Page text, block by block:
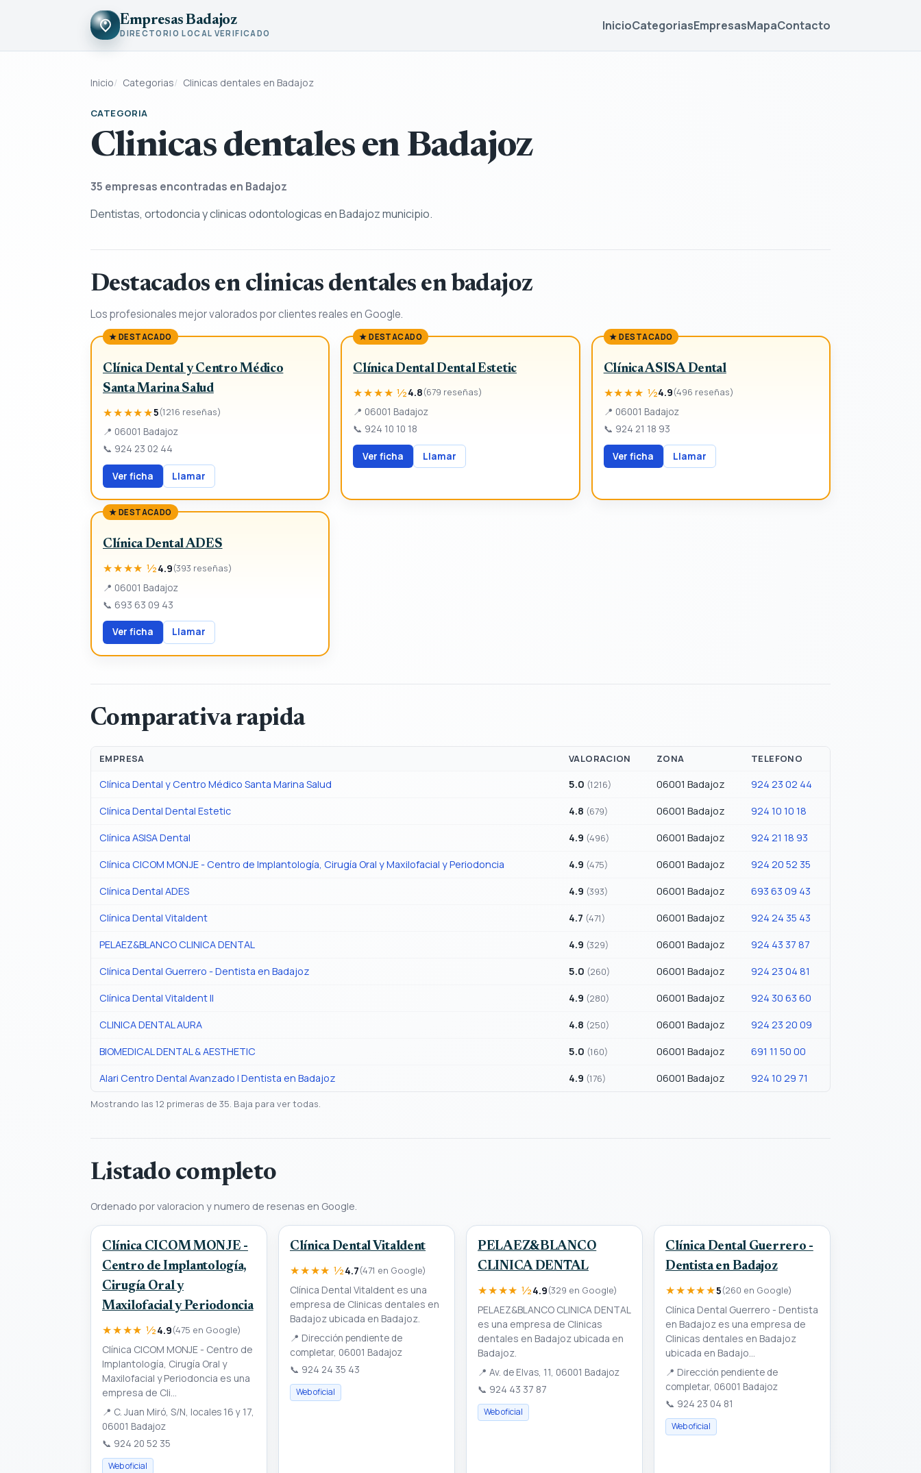
Empresas Badajoz
DIRECTORIO LOCAL VERIFICADO
InicioCategoriasEmpresasMapaContacto
Inicio Categorias Clinicas dentales en Badajoz
CATEGORIA
Clinicas dentales en Badajoz
35 empresas encontradas en Badajoz
Dentistas, ortodoncia y clinicas odontologicas en Badajoz municipio.
Destacados en clinicas dentales en badajoz
Los profesionales mejor valorados por clientes reales en Google.
★ DESTACADO
Clínica Dental y Centro Médico
Santa Marina Salud
★★★★★5(1216 reseñas)
📍 06001 Badajoz
📞 924 23 02 44
Ver ficha Llamar
★ DESTACADO
Clínica Dental Dental Estetic
★★★★ ½4.8(679 reseñas)
📍 06001 Badajoz
📞 924 10 10 18
Ver ficha Llamar
★ DESTACADO
Clínica ASISA Dental
★★★★ ½4.9(496 reseñas)
📍 06001 Badajoz
📞 924 21 18 93
Ver ficha Llamar
★ DESTACADO
Clínica Dental ADES
★★★★ ½4.9(393 reseñas)
📍 06001 Badajoz
📞 693 63 09 43
Ver ficha Llamar
Comparativa rapida
EMPRESA VALORACION ZONA TELEFONO
Clínica Dental y Centro Médico Santa Marina Salud 5.0 (1216) 06001 Badajoz 924 23 02 44
Clínica Dental Dental Estetic 4.8 (679) 06001 Badajoz 924 10 10 18
Clínica ASISA Dental 4.9 (496) 06001 Badajoz 924 21 18 93
Clínica CICOM MONJE - Centro de Implantología, Cirugía Oral y Maxilofacial y Periodoncia 4.9 (475) 06001 Badajoz 924 20 52 35
Clínica Dental ADES 4.9 (393) 06001 Badajoz 693 63 09 43
Clínica Dental Vitaldent 4.7 (471) 06001 Badajoz 924 24 35 43
PELAEZ&BLANCO CLINICA DENTAL 4.9 (329) 06001 Badajoz 924 43 37 87
Clínica Dental Guerrero - Dentista en Badajoz 5.0 (260) 06001 Badajoz 924 23 04 81
Clínica Dental Vitaldent II 4.9 (280) 06001 Badajoz 924 30 63 60
CLINICA DENTAL AURA 4.8 (250) 06001 Badajoz 924 23 20 09
BIOMEDICAL DENTAL & AESTHETIC 5.0 (160) 06001 Badajoz 691 11 50 00
Alari Centro Dental Avanzado | Dentista en Badajoz 4.9 (176) 06001 Badajoz 924 10 29 71
Mostrando las 12 primeras de 35. Baja para ver todas.
Listado completo
Ordenado por valoracion y numero de resenas en Google.
Clínica CICOM MONJE -
Centro de Implantología,
Cirugía Oral y
Maxilofacial y Periodoncia
★★★★ ½4.9(475 en Google)
Clínica CICOM MONJE - Centro de
Implantología, Cirugía Oral y
Maxilofacial y Periodoncia es una
empresa de Cli...
📍 C. Juan Miró, S/N, locales 16 y 17,
06001 Badajoz
📞 924 20 52 35
Web oficial
Clínica Dental Vitaldent
★★★★ ½4.7(471 en Google)
Clínica Dental Vitaldent es una
empresa de Clinicas dentales en
Badajoz ubicada en Badajoz.
📍 Dirección pendiente de
completar, 06001 Badajoz
📞 924 24 35 43
Web oficial
PELAEZ&BLANCO
CLINICA DENTAL
★★★★ ½4.9(329 en Google)
PELAEZ&BLANCO CLINICA DENTAL
es una empresa de Clinicas
dentales en Badajoz ubicada en
Badajoz.
📍 Av. de Elvas, 11, 06001 Badajoz
📞 924 43 37 87
Web oficial
Clínica Dental Guerrero -
Dentista en Badajoz
★★★★★5(260 en Google)
Clínica Dental Guerrero - Dentista
en Badajoz es una empresa de
Clinicas dentales en Badajoz
ubicada en Badajo...
📍 Dirección pendiente de
completar, 06001 Badajoz
📞 924 23 04 81
Web oficial